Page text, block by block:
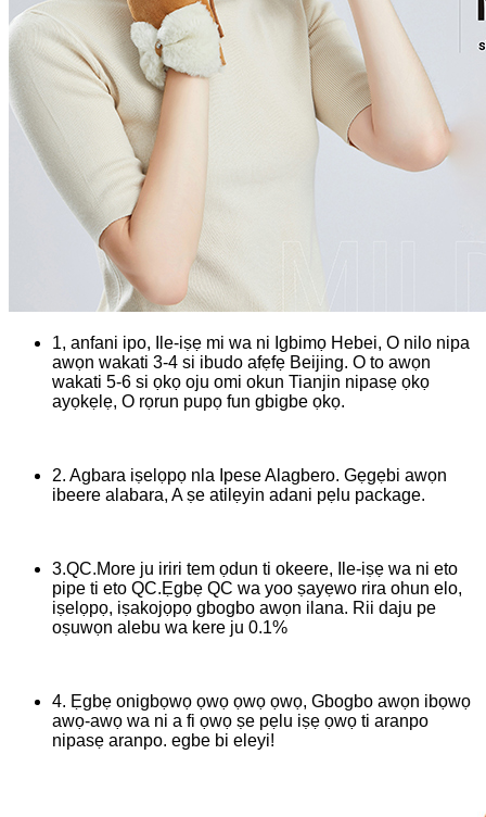
1, anfani ipo, Ile-iṣẹ mi wa ni Igbimọ Hebei, O nilo nipa
awọn wakati 3-4 si ibudo afẹfẹ Beijing. O to awọn
wakati 5-6 si ọkọ oju omi okun Tianjin nipasẹ ọkọ
ayọkẹlẹ, O rọrun pupọ fun gbigbe ọkọ.
2. Agbara iṣelọpọ nla Ipese Alagbero. Gẹgẹbi awọn
ibeere alabara, A ṣe atilẹyin adani pẹlu package.
3.QC.More ju iriri tem ọdun ti okeere, Ile-iṣẹ wa ni eto
pipe ti eto QC.Ẹgbẹ QC wa yoo ṣayẹwo rira ohun elo,
iṣelọpọ, iṣakojọpọ gbogbo awọn ilana. Rii daju pe
oṣuwọn alebu wa kere ju 0.1%
4. Ẹgbẹ onigbọwọ ọwọ ọwọ ọwọ, Gbogbo awọn ibọwọ
awọ-awọ wa ni a fi ọwọ ṣe pẹlu iṣẹ ọwọ ti aranpo
nipasẹ aranpo. egbe bi eleyi!